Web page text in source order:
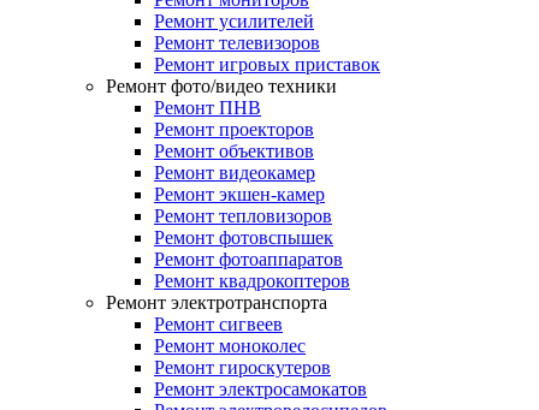
Ремонт усилителей
Ремонт телевизоров
Ремонт игровых приставок
Ремонт фото/видео техники
Ремонт ПНВ
Ремонт проекторов
Ремонт объективов
Ремонт видеокамер
Ремонт экшен-камер
Ремонт тепловизоров
Ремонт фотовспышек
Ремонт фотоаппаратов
Ремонт квадрокоптеров
Ремонт электротранспорта
Ремонт сигвеев
Ремонт моноколес
Ремонт гироскутеров
Ремонт электросамокатов